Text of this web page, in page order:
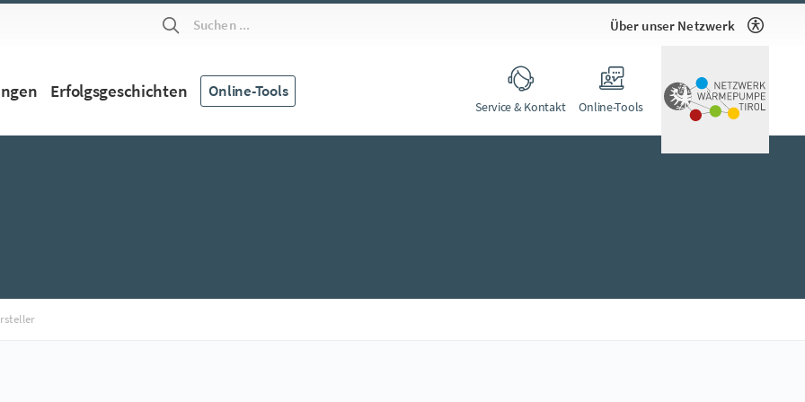
Suchen ... Über unser Netzwerk
Erfolgsgeschichten Online-Tools
Service & Kontakt Online-Tools